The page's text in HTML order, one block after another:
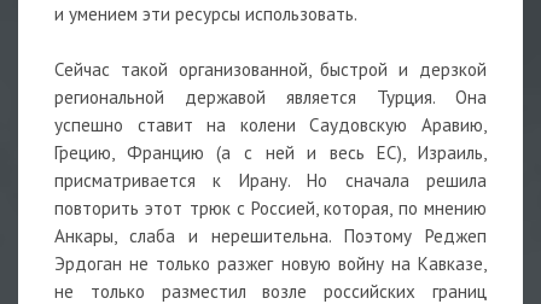
и умением эти ресурсы использовать.
Сейчас такой организованной, быстрой и дерзкой
региональной державой является Турция. Она
успешно ставит на колени Саудовскую Аравию,
Грецию, Францию (а с ней и весь ЕС), Израиль,
присматривается к Ирану. Но сначала решила
повторить этот трюк с Россией, которая, по мнению
Анкары, слаба и нерешительна. Поэтому Реджеп
Эрдоган не только разжег новую войну на Кавказе,
не только разместил возле российских границ